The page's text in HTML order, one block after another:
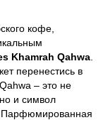
кофе,
Khamrah Qahwa
перенестись в
– это не
и символ
Парфюмированная